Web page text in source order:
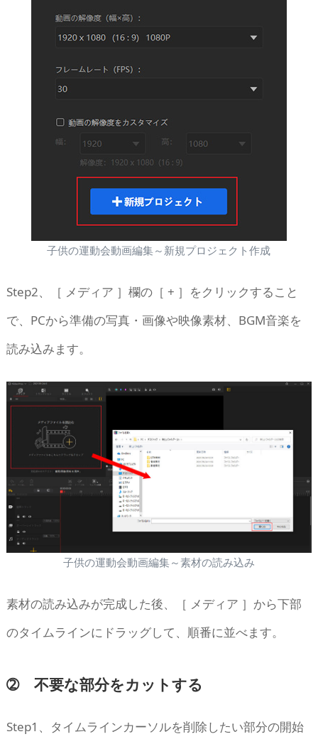
子供の運動会動画編集～新規プロジェクト作成
Step2、［ メディア ］欄の［ + ］をクリックすること
で、PCから準備の写真・画像や映像素材、BGM音楽を
読み込みます。
子供の運動会動画編集～素材の読み込み
素材の読み込みが完成した後、［ メディア ］から下部
のタイムラインにドラッグして、順番に並べます。
➁ 不要な部分をカットする
Step1、タイムラインカーソルを削除したい部分の開始